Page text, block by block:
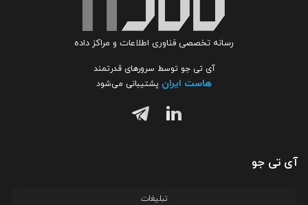
رسانه تخصصی فناوری اطلاعات و مراکز داده
آی تی جو توسط سرورهای قدرتمند
هاست ایران پشتیبانی می‌شود
آی تی جو
تبلیغات